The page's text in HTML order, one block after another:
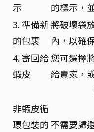
示
的標示，
3. 準備新
的包裹
將破壞袋
內，以確
4. 寄回給
蝦皮
您可選擇
給賣家，
非蝦皮循
環包裝的不需要歸